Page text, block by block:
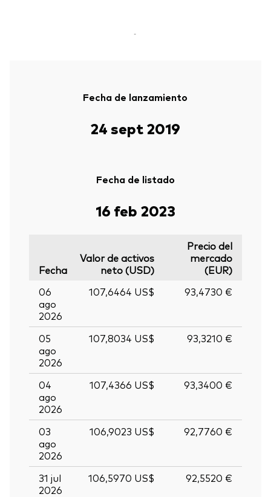
-
Fecha de lanzamiento
24 sept 2019
Fecha de listado
16 feb 2023
Fecha
Valor de activos
neto (USD)
Precio del
mercado
(EUR)
06
ago
2026
107,6464 US$ 93,4730 €
05
ago
2026
107,8034 US$ 93,3210 €
04
ago
2026
107,4366 US$ 93,3400 €
03
ago
2026
106,9023 US$ 92,7760 €
31 jul
2026
106,5970 US$ 92,5520 €